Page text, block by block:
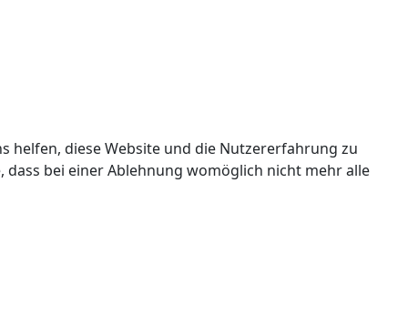
helfen, diese Website und die Nutzererfahrung zu
dass bei einer Ablehnung womöglich nicht mehr alle